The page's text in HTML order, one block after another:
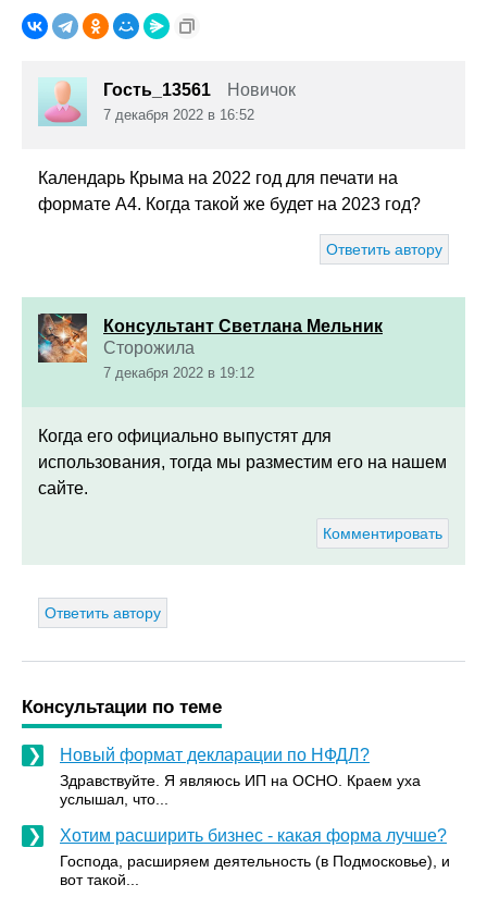
Гость_13561 Новичок
7 декабря 2022 в 16:52
Календарь Крыма на 2022 год для печати на
формате А4. Когда такой же будет на 2023 год?
Ответить автору
Консультант Светлана Мельник
Сторожила
7 декабря 2022 в 19:12
Когда его официально выпустят для
использования, тогда мы разместим его на нашем
сайте.
Комментировать
Ответить автору
Консультации по теме
Новый формат декларации по НФДЛ?
Здравствуйте. Я являюсь ИП на ОСНО. Краем уха
услышал, что...
Хотим расширить бизнес - какая форма лучше?
Господа, расширяем деятельность (в Подмосковье), и
вот такой...